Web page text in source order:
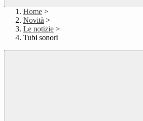
Home >
Novità >
Le notizie >
Tubi sonori